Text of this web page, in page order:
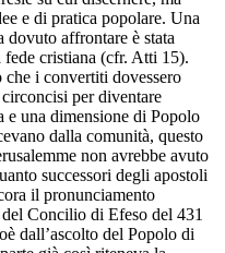
e di pratica popolare. Una
dovuto affrontare è stata
cristiana (cfr. Atti 15).
i convertiti dovessero
per diventare
e una dimensione di Popolo
dalla comunità, questo
non avrebbe avuto
successori degli apostoli
il pronunciamento
Concilio di Efeso del 431
dall’ascolto del Popolo di